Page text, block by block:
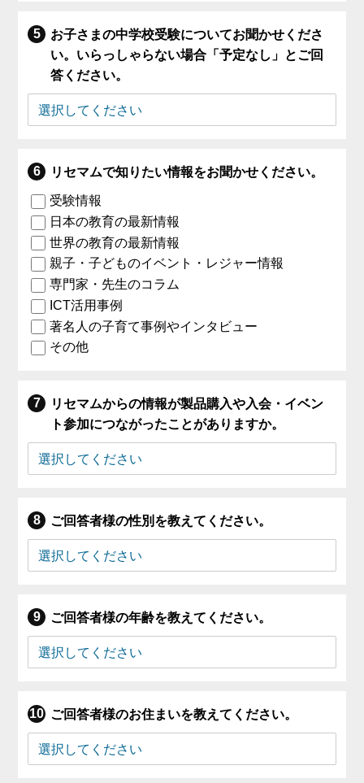
お子さまの中学校受験についてお聞かせくださ
い。いらっしゃらない場合「予定なし」とご回
答ください。
リセマムで知りたい情報をお聞かせください。
受験情報
日本の教育の最新情報
世界の教育の最新情報
親子・子どものイベント・レジャー情報
専門家・先生のコラム
ICT活用事例
著名人の子育て事例やインタビュー
その他
リセマムからの情報が製品購入や入会・イベン
ト参加につながったことがありますか。
ご回答者様の性別を教えてください。
ご回答者様の年齢を教えてください。
ご回答者様のお住まいを教えてください。